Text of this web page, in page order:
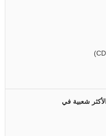
الأكثر شعبية في